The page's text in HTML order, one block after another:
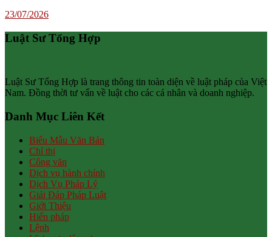
23/07/2026
Luật Sư Tổng Hợp
Luật Sư Tổng Hợp là trang thông tin toàn diện về luật pháp của Việt
Nam. Đồng thời tư vấn về luật cho các cá nhân và doanh nghiệp.
Danh Mục Liên Kết
Biểu Mẫu Văn Bản
Chỉ thị
Công văn
Dịch vụ hành chính
Dịch Vụ Pháp Lý
Giải Đáp Pháp Luật
Giới Thiệu
Hiến pháp
Lệnh